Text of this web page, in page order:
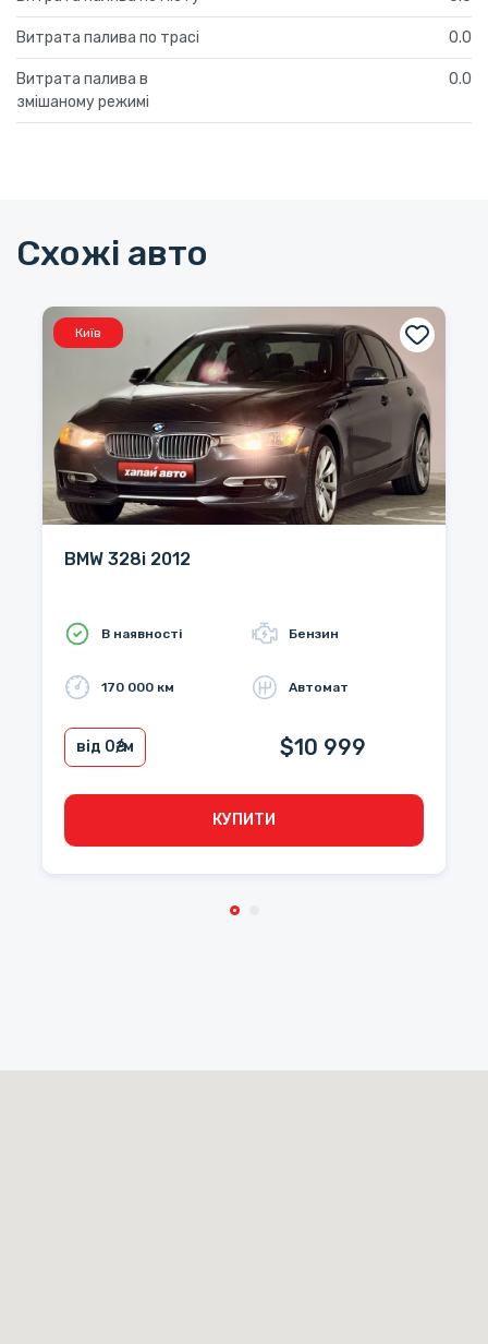
Витрата палива по трасі 0.0
Витрата палива в
змішаному режимі
0.0
Схожі авто
Київ
BMW 328i 2012
В наявності Бензин
170 000 км Автомат
від 0₴/м $10 999
КУПИТИ